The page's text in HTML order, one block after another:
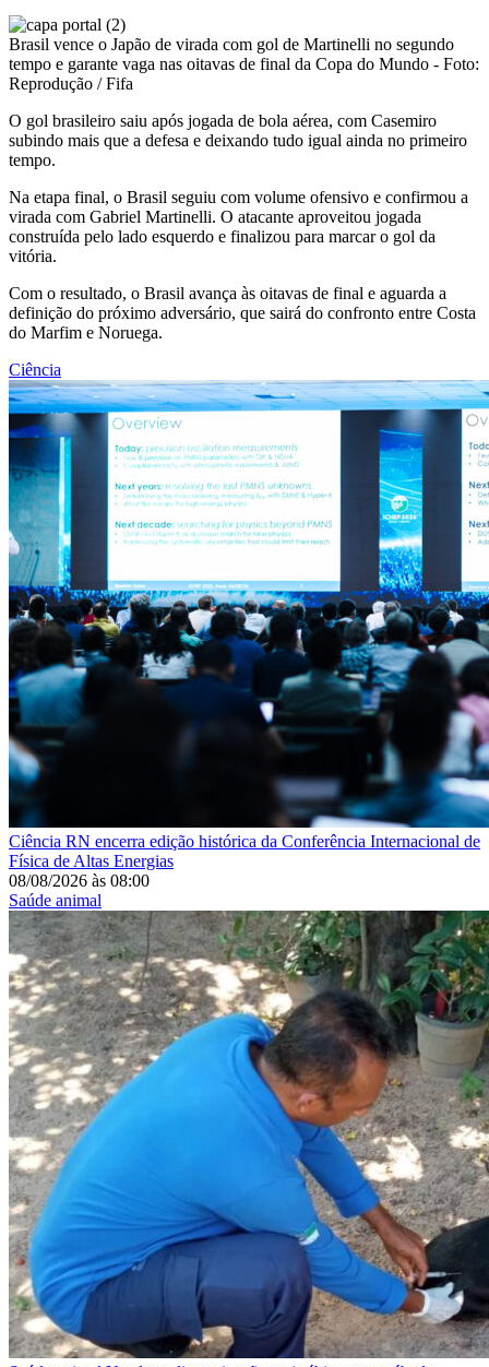
Brasil vence o Japão de virada com gol de Martinelli no segundo
tempo e garante vaga nas oitavas de final da Copa do Mundo - Foto:
Reprodução / Fifa
O gol brasileiro saiu após jogada de bola aérea, com Casemiro
subindo mais que a defesa e deixando tudo igual ainda no primeiro
tempo.
Na etapa final, o Brasil seguiu com volume ofensivo e confirmou a
virada com Gabriel Martinelli. O atacante aproveitou jogada
construída pelo lado esquerdo e finalizou para marcar o gol da
vitória.
Com o resultado, o Brasil avança às oitavas de final e aguarda a
definição do próximo adversário, que sairá do confronto entre Costa
do Marfim e Noruega.
Ciência
Ciência RN encerra edição histórica da Conferência Internacional de
Física de Altas Energias
08/08/2026 às 08:00
Saúde animal